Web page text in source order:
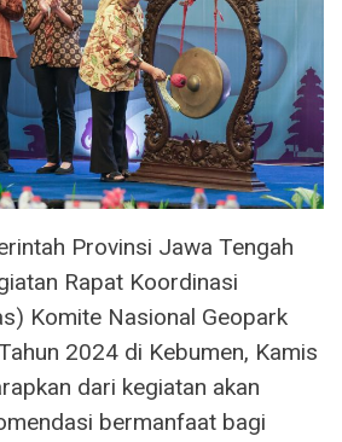
Provinsi Jawa Tengah
Rapat Koordinasi
Komite Nasional Geopark
2024 di Kebumen, Kamis
dari kegiatan akan
bermanfaat bagi